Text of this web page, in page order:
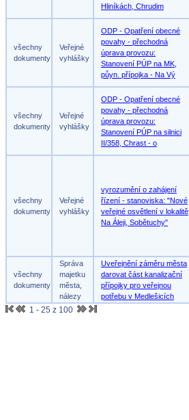
Hliníkách, Chrudim
všechny
dokumenty
Veřejné
vyhlášky
ODP - Opatření obecné
povahy - přechodná
úprava provozu:
Stanovení PÚP na MK,
půyn. přípojka - Na Vý
všechny
dokumenty
Veřejné
vyhlášky
ODP - Opatření obecné
povahy - přechodná
úprava provozu:
Stanovení PÚP na silnici
II/358, Chrast - o
všechny
dokumenty
Veřejné
vyhlášky
vyrozumění o zahájení
řízení - stanoviska: "Nové
veřejné osvětlení v lokalitě
Na Áleji, Sobětuchy"
všechny
dokumenty
Správa
majetku
města,
nálezy
Uveřejnění záměru města
darovat část kanalizační
přípojky pro veřejnou
potřebu v Medlešicích
1 - 25 z 100